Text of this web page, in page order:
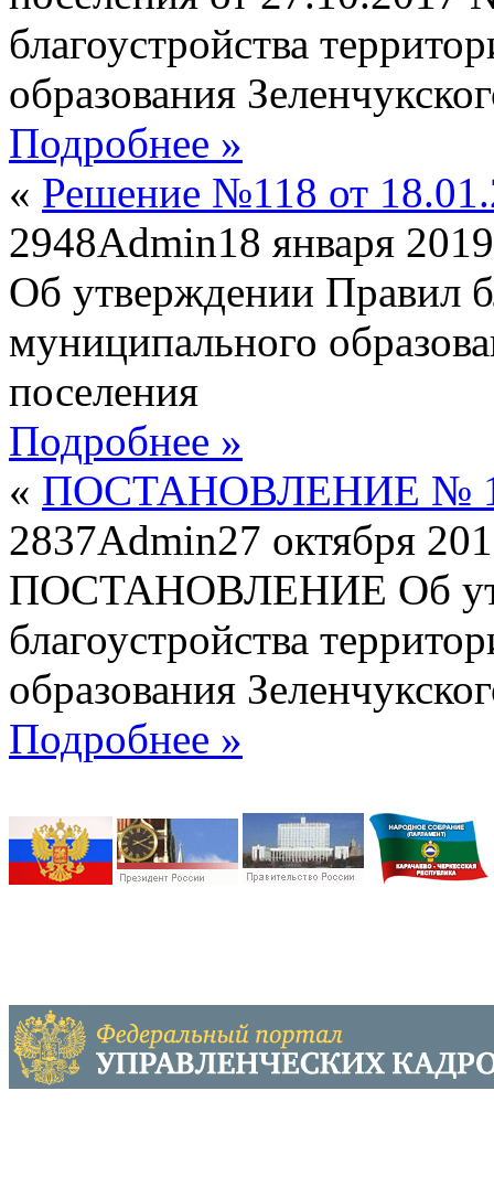
благоустройства
образования
Подробнее »
« Решение №118 от
2948Admin18 января 2019
Об утверждении Правил
муниципального
поселения
Подробнее »
« ПОСТАНОВЛЕНИЕ №
2837Admin27 октября
ПОСТАНОВЛЕНИЕ Об
благоустройства
образования
Подробнее »